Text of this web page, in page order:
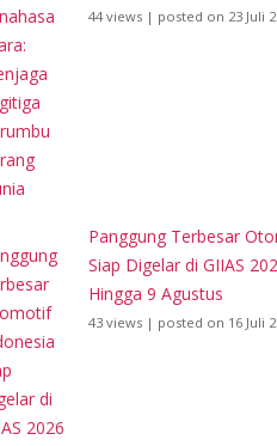
44 views | posted on 23 Juli
Panggung Terbesar
Siap Digelar di GIIAS
Hingga 9 Agustus
43 views | posted on 16 Juli